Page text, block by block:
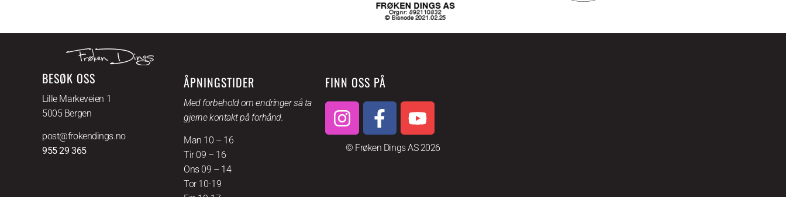
BESØK OSS
Lille Markeveien 1
5005 Bergen
post@frokendings.no
955 29 365
ÅPNINGSTIDER
Med forbehold om endringer så ta
gjerne kontakt på forhånd.
Man 10 – 16
Tir 09 – 16
Ons 09 – 14
Tor 10-19
FINN OSS PÅ
© Frøken Dings AS 2026